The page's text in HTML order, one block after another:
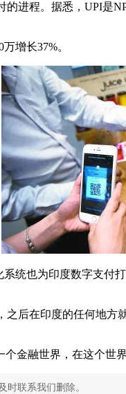
进程。据悉，UPI是
增长37%。
系统也为印度数字支
之后在印度的任何地
金融世界，在这个世
时联系我们删除。